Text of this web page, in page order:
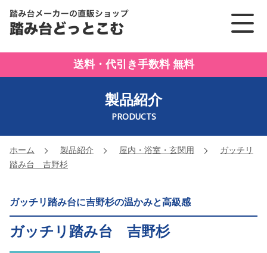
踏み台メーカーの直販ショ
送料・代引き手数料 無料
製品紹介
PRODUCTS
ホーム 製品紹介 屋内・浴室・玄関用
ガッチリ
踏み台 吉野杉
ガッチリ踏み台に吉野杉の温かみと高級感
ガッチリ踏み台 吉野杉